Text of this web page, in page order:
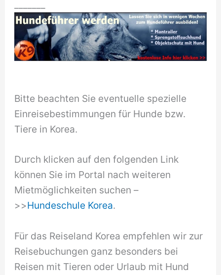
Bitte beachten Sie eventuelle spezielle
Einreisebestimmungen für Hunde bzw.
Tiere in Korea.
Durch klicken auf den folgenden Link
können Sie im Portal nach weiteren
Mietmöglichkeiten suchen –
>>Hundeschule Korea.
Für das Reiseland Korea empfehlen wir zur
Reisebuchungen ganz besonders bei
Reisen mit Tieren oder Urlaub mit Hund